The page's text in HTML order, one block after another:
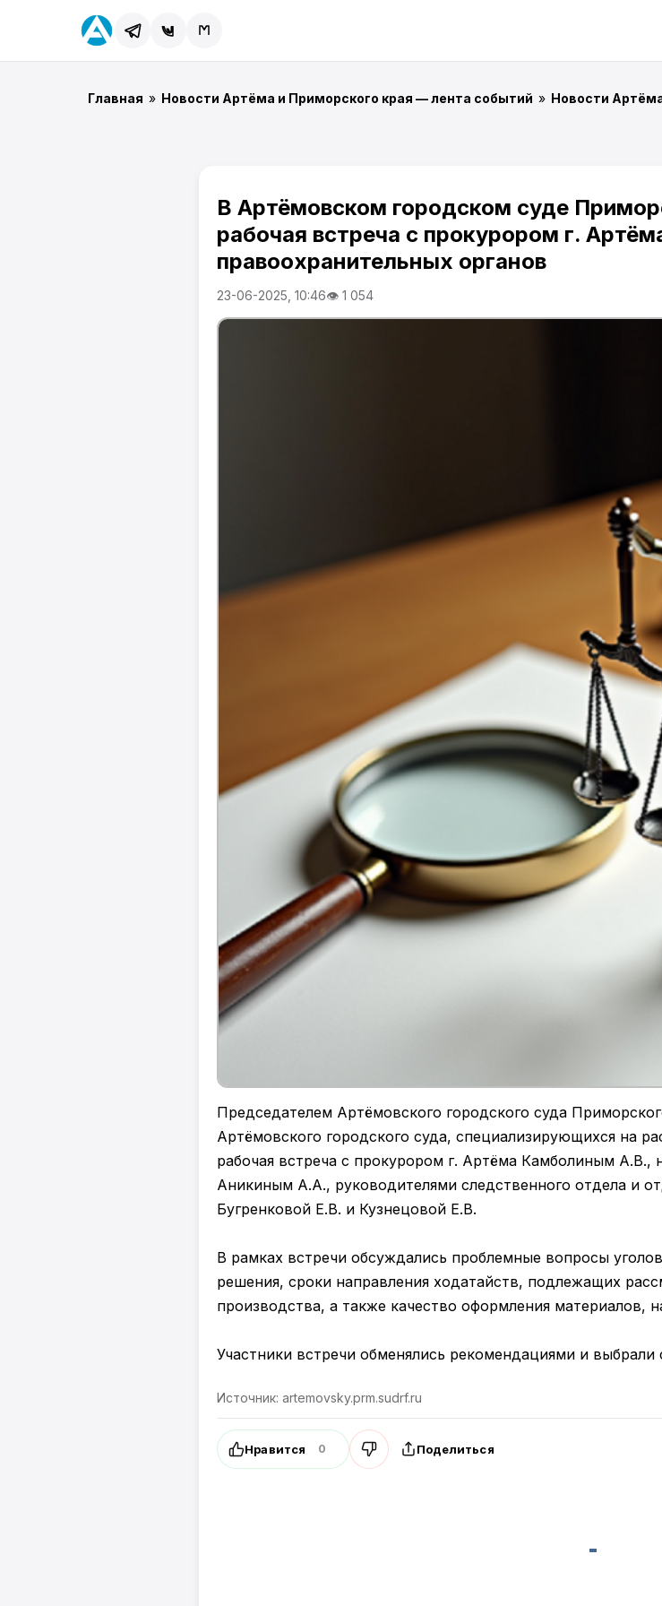
Главная » Новости Артёма и Приморского края — лента событий » Новости
В Артёмовском городском суде
рабочая встреча с прокурором г.
правоохранительных органов
23-06-2025, 10:46👁 1 054
Председателем Артёмовского городского суда
Артёмовского городского суда, специализирующихся на
рабочая встреча с прокурором г. Артёма Камболиным
Аникиным А.А., руководителями следственного отдела и
Бугренковой Е.В. и Кузнецовой Е.В.
В рамках встречи обсуждались проблемные вопросы
решения, сроки направления ходатайств, подлежащих
производства, а также качество оформления материалов,
Участники встречи обменялись рекомендациями и
Источник: artemovsky.prm.sudrf.ru
Нравится 0 Поделиться